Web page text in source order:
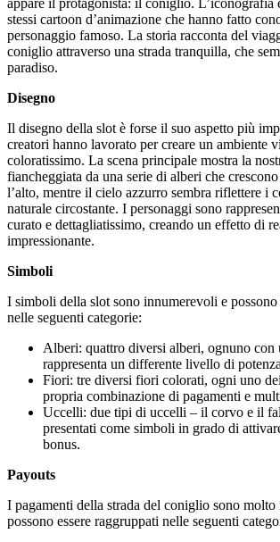
stessi cartoon d’animazione che hanno fatto
personaggio famoso. La storia racconta del
coniglio attraverso una strada tranquilla, che
paradiso.
Disegno
Il disegno della slot è forse il suo aspetto più
creatori hanno lavorato per creare un ambiente
coloratissimo. La scena principale mostra la
fiancheggiata da una serie di alberi che
l’alto, mentre il cielo azzurro sembra riflettere i
naturale circostante. I personaggi sono
curato e dettagliatissimo, creando un effetto di
impressionante.
Simboli
I simboli della slot sono innumerevoli e possono
nelle seguenti categorie:
Alberi: quattro diversi alberi, ognuno con
rappresenta un differente livello di
Fiori: tre diversi fiori colorati, ogni uno
propria combinazione di pagamenti e
Uccelli: due tipi di uccelli – il corvo e il
presentati come simboli in grado di
bonus.
Payouts
I pagamenti della strada del coniglio sono molto
possono essere raggruppati nelle seguenti